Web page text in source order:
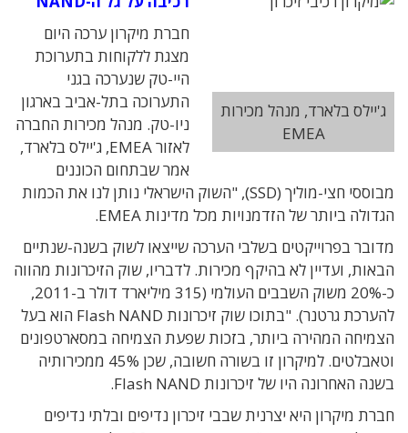
ג'יילס בלארד, מנהל מכירות
EMEA
חברת מיקרון ערכה היום
מצגת ללקוחות בתערוכת
היי-טק שנערכה בגני
התערוכה בתל-אביב בארגון
ניו-טק. מנהל מכירות החברה
לאזור EMEA, ג'יילס בלארד,
אמר שבתחום הכוננים
מבוססי חצי-מוליך (SSD), "השוק הישראלי נותן לנו את הכמות
הגדולה ביותר של הזדמנויות מכל מדינות EMEA.
מדובר בפרוייקטים בשלבי הערכה שייצאו לשוק בשנה-שנתיים
הבאות, ועדיין לא בהיקף מכירות. לדבריו, שוק הזיכרונות מהווה
כ-20% משוק השבבים העולמי (315 מיליארד דולר ב-2011,
להערכת גרטנר). "בתוכו שוק זיכרונות Flash NAND הוא בעל
הצמיחה המהירה ביותר, בזכות שפעת הצמיחה במסארטפונים
וטאבלטים. למיקרון זו בשורה חשובה, שכן 45% ממכירותיה
בשנה האחרונה היו של זיכרונות Flash NAND.
חברת מיקרון היא יצרנית שבבי זיכרון נדיפים ובלתי נדיפים